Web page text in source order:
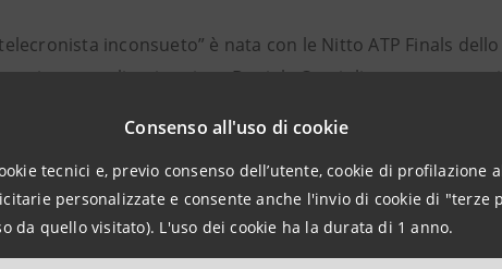
Consenso all'uso di cookie
tecnici e, previo consenso dell’utente, cookie di profilazione
personalizzate e consente anche l'invio di cookie di "terze
da quello visitato). L'uso dei cookie ha la durata di 1 anno.
inconsueto” è nata con le Nitto ATP Finals
paralimpico cieco Daniele Cassioli a